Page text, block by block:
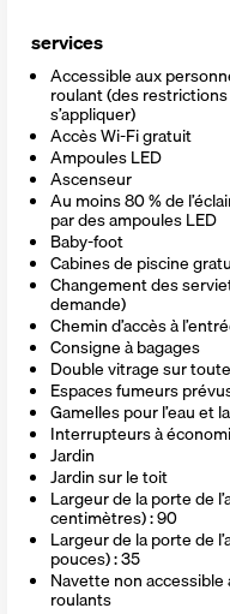
services
Accessible aux
roulant (des
s’appliquer)
Accès Wi-Fi gratuit
Ampoules LED
Ascenseur
Au moins 80 % de
par des ampoules LED
Baby-foot
Cabines de piscine
Changement des
demande)
Chemin d’accès à
Consigne à bagages
Double vitrage sur
Espaces fumeurs
Gamelles pour l’eau et
Interrupteurs à
Jardin
Jardin sur le toit
Largeur de la porte de
centimètres) : 90
Largeur de la porte de
pouces) : 35
Navette non accessible
roulants